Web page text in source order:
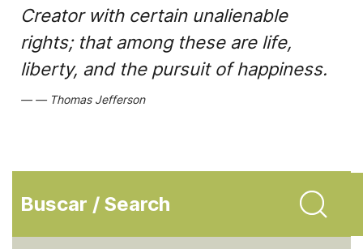
Creator with certain unalienable
rights; that among these are life,
liberty, and the pursuit of happiness.
Thomas Jefferson
Buscar / Search